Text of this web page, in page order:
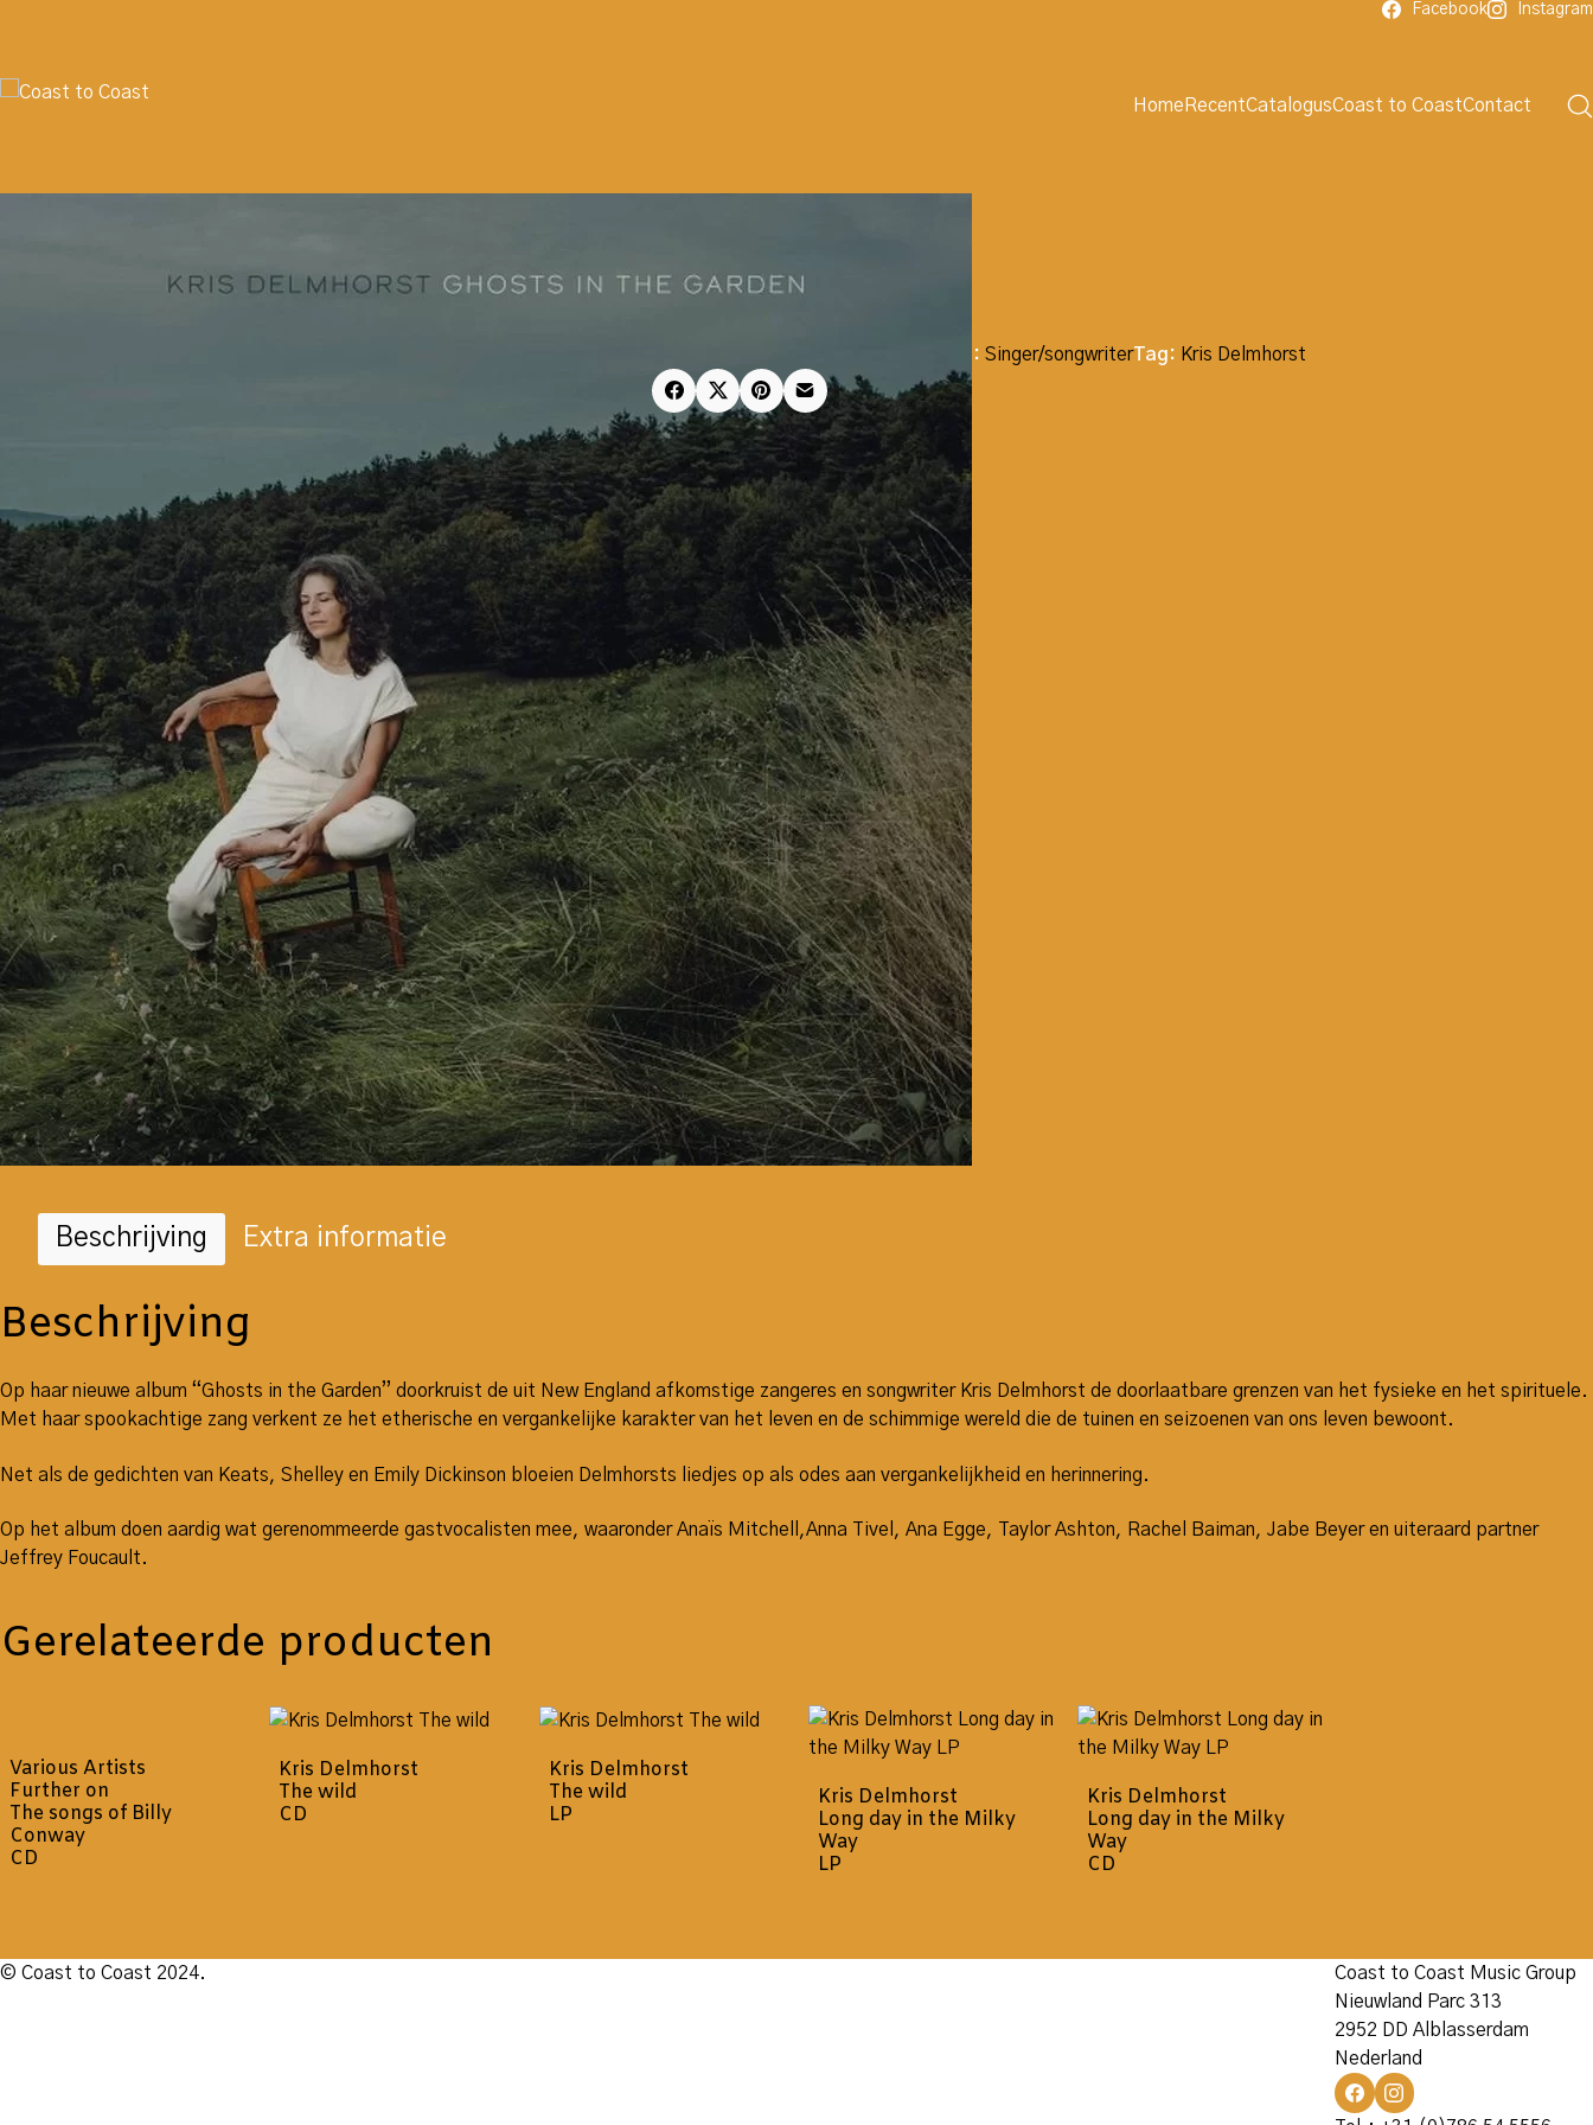
Facebook Instagram
Home RecentCatalogusCoast to CoastContact
CD
Categorie: Singer/songwriterTag: Kris Delmhorst
Delen:
Beschrijving Extra informatie
Beschrijving
Op haar nieuwe album “Ghosts in the Garden” doorkruist de uit New England afkomstige zangeres en songwriter Kris Delmhorst de doorlaatbare grenzen van het fysieke en het spirituele.
Met haar spookachtige zang verkent ze het etherische en vergankelijke karakter van het leven en de schimmige wereld die de tuinen en seizoenen van ons leven bewoont.
Net als de gedichten van Keats, Shelley en Emily Dickinson bloeien Delmhorsts liedjes op als odes aan vergankelijkheid en herinnering.
Op het album doen aardig wat gerenommeerde gastvocalisten mee, waaronder Anaïs Mitchell,Anna Tivel, Ana Egge, Taylor Ashton, Rachel Baiman, Jabe Beyer en uiteraard partner
Jeffrey Foucault.
Gerelateerde producten
Various Artists
Further on
The songs of Billy
Conway
CD
Kris Delmhorst
The wild
CD
Kris Delmhorst
The wild
LP
Kris Delmhorst
Long day in the Milky
Way
LP
Kris Delmhorst
Long day in the Milky
Way
CD
© Coast to Coast 2024.
Coast to Coast Music Group
Nieuwland Parc 313
2952 DD Alblasserdam
Nederland